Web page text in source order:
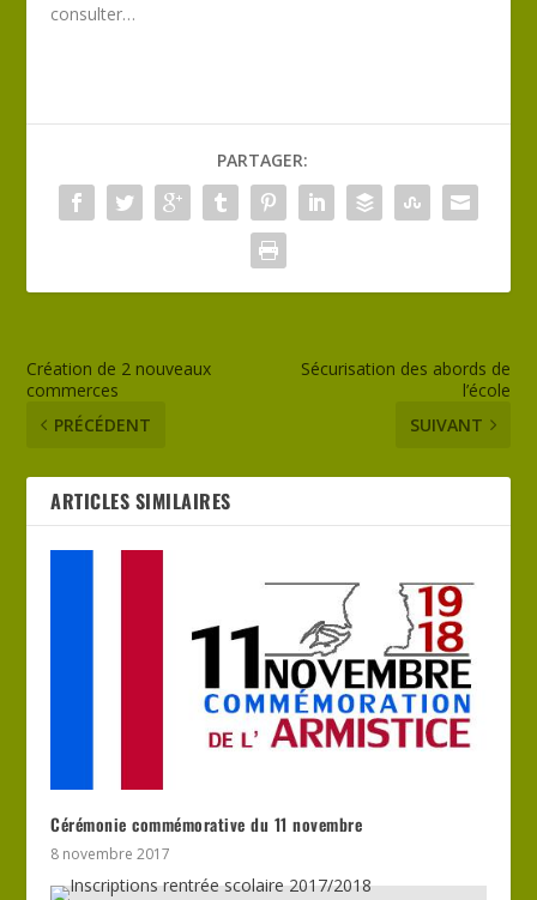
consulter…
PARTAGER:
Création de 2 nouveaux
commerces
PRÉCÉDENT
Sécurisation des abords de
l’école
SUIVANT
ARTICLES SIMILAIRES
Cérémonie commémorative du 11 novembre
8 novembre 2017